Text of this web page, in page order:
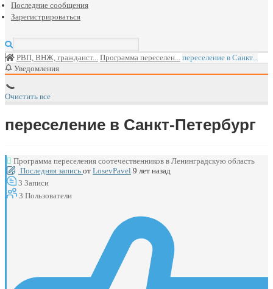
Последние сообщения
Зарегистрироваться
РВП, ВНЖ, гражданст... Программа переселен... переселение в Санкт...
Уведомления
Очистить все
переселение в Санкт-Петербург
Программа переселения соотечественников в Ленинградскую область
Последняя запись от LosevPavel 9 лет назад
3 Записи
3 Пользователи